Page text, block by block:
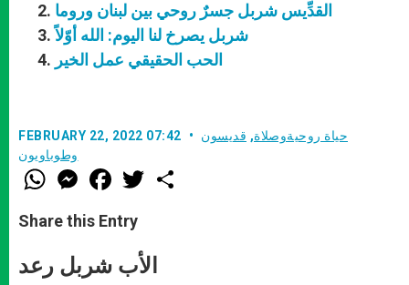
القدِّيس شربل جسرٌ روحي بين لبنان وروما
شربل يصرخ لنا اليوم: الله أوّلاً
الحب الحقيقي عمل الخير
FEBRUARY 22, 2022 07:42 حياة روحيةوصلاة, قديسون
وطوباويون
W
h
t
s
p
M
e
s
e
e
F
a
e
b
k
T
w
r
Share this Entry
الأب شربل رعد